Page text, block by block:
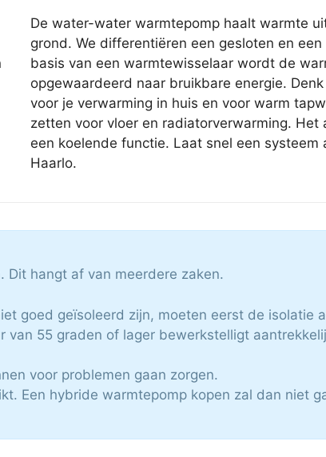
De water-water warmtepomp haalt warmte
grond. We differentiëren een gesloten en
basis van een warmtewisselaar wordt de
opgewaardeerd naar bruikbare energie.
voor je verwarming in huis en voor warm
zetten voor vloer en radiatorverwarming. Het
een koelende functie. Laat snel een systeem
Haarlo.
Dit hangt af van meerdere zaken.
goed geïsoleerd zijn, moeten eerst de isolatie
van 55 graden of lager bewerkstelligt
voor problemen gaan zorgen.
Een hybride warmtepomp kopen zal dan niet